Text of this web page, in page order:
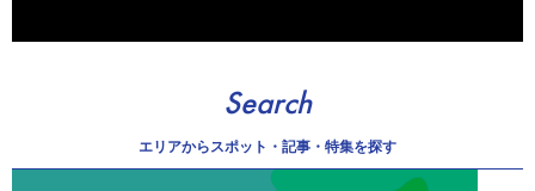
Search
エリアからスポット・記事・特集を探す